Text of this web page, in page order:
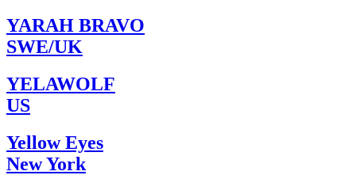
YARAH BRAVO
SWE/UK
YELAWOLF
US
Yellow Eyes
New York